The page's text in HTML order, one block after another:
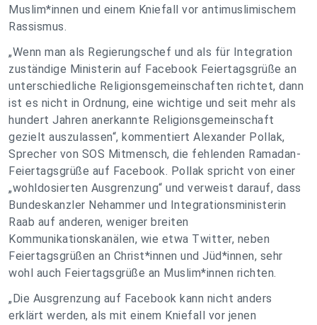
Muslim*innen und einem Kniefall vor antimuslimischem
Rassismus.
„Wenn man als Regierungschef und als für Integration
zuständige Ministerin auf Facebook Feiertagsgrüße an
unterschiedliche Religionsgemeinschaften richtet, dann
ist es nicht in Ordnung, eine wichtige und seit mehr als
hundert Jahren anerkannte Religionsgemeinschaft
gezielt auszulassen“, kommentiert Alexander Pollak,
Sprecher von SOS Mitmensch, die fehlenden Ramadan-
Feiertagsgrüße auf Facebook. Pollak spricht von einer
„wohldosierten Ausgrenzung“ und verweist darauf, dass
Bundeskanzler Nehammer und Integrationsministerin
Raab auf anderen, weniger breiten
Kommunikationskanälen, wie etwa Twitter, neben
Feiertagsgrüßen an Christ*innen und Jüd*innen, sehr
wohl auch Feiertagsgrüße an Muslim*innen richten.
„Die Ausgrenzung auf Facebook kann nicht anders
erklärt werden, als mit einem Kniefall vor jenen